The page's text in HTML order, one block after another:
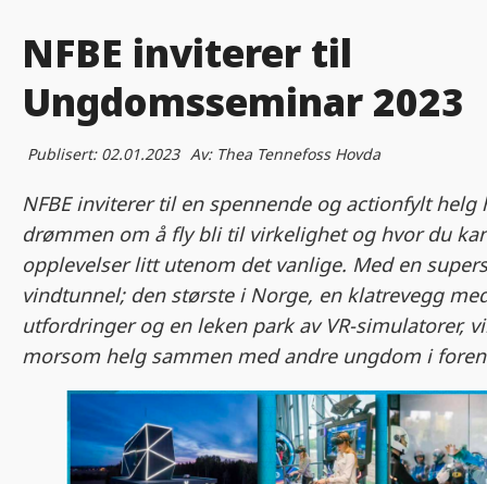
NFBE inviterer til
Ungdomsseminar 2023
Publisert: 02.01.2023 Av: Thea Tennefoss Hovda
NFBE inviterer til en spennende og actionfylt helg
drømmen om å fly bli til virkelighet og hvor du
opplevelser litt utenom det vanlige. Med en
vindtunnel; den største i Norge, en klatrevegg
utfordringer og en leken park av VR-simulatorer,
morsom helg sammen med andre ungdom i